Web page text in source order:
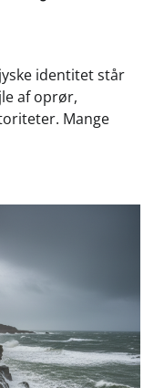
identitet står
af oprør,
Mange